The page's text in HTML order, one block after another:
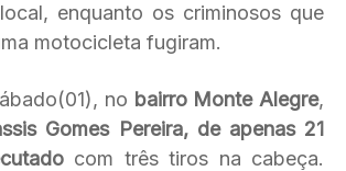
enquanto os criminosos que
motocicleta fugiram.
no bairro Monte Alegre,
Gomes Pereira, de apenas 21
com três tiros na cabeça.